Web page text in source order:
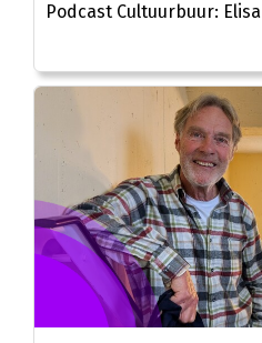
Podcast Cultuurbuur: